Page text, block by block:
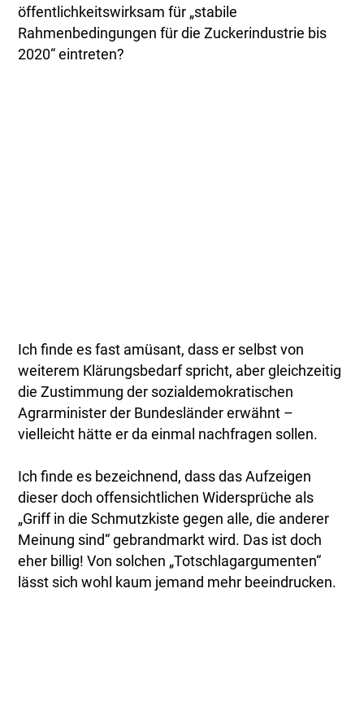
öffentlichkeitswirksam für „stabile
Rahmenbedingungen für die Zuckerindustrie bis
2020“ eintreten?
Ich finde es fast amüsant, dass er selbst von
weiterem Klärungsbedarf spricht, aber gleichzeitig
die Zustimmung der sozialdemokratischen
Agrarminister der Bundesländer erwähnt –
vielleicht hätte er da einmal nachfragen sollen.
Ich finde es bezeichnend, dass das Aufzeigen
dieser doch offensichtlichen Widersprüche als
„Griff in die Schmutzkiste gegen alle, die anderer
Meinung sind“ gebrandmarkt wird. Das ist doch
eher billig! Von solchen „Totschlagargumenten“
lässt sich wohl kaum jemand mehr beeindrucken.